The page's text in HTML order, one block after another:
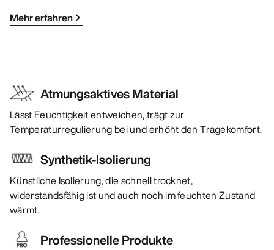
Mehr erfahren
Atmungsaktives Material
Lässt Feuchtigkeit entweichen, trägt zur
Temperaturregulierung bei und erhöht den Tragekomfort.
Synthetik-Isolierung
Künstliche Isolierung, die schnell trocknet,
widerstandsfähig ist und auch noch im feuchten Zustand
wärmt.
Professionelle Produkte